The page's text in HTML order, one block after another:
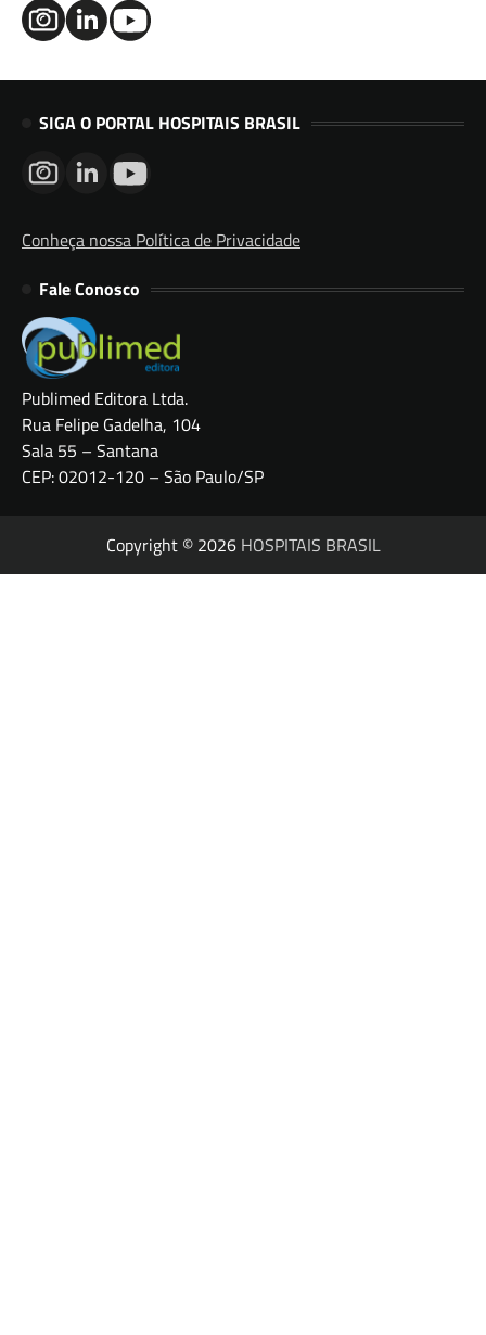
SIGA O PORTAL HOSPITAIS BRASIL
Conheça nossa Política de Privacidade
Fale Conosco
Publimed Editora Ltda.
Rua Felipe Gadelha, 104
Sala 55 – Santana
CEP: 02012-120 – São Paulo/SP
Copyright © 2026 HOSPITAIS BRASIL